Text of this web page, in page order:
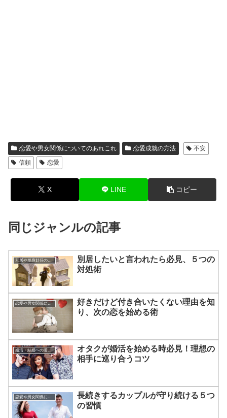
恋愛や男女関係についてのあれこれ 恋愛成就の方法
不安
信頼
恋愛
X LINE コピー
同じジャンルの記事
別居や単身赴任のアドバイス
別居したいと言われたら必見、５つの
対処術
恋愛や男女関係についてのあれこれ
好きだけど付き合いたくない理由を知
り、次の恋を始める術
オタクが婚活を始める時必見！理想の
相手に巡り合うコツ
恋愛や男女関係についてのあれこれ
長続きするカップルが守り続ける５つ
の習慣